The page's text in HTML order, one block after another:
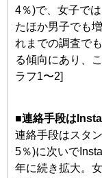
4％)で、女子で
たほか男子でも
れまでの調査で
る傾向にあり、
ラフ1〜2]
■連絡手段は
連絡手段はスタ
5％)に次いで
年に続き拡大。